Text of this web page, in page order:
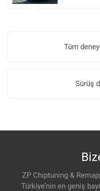
Tüm
Sürüş
ZP Chiptuning &
Türkiye’nin en geniş